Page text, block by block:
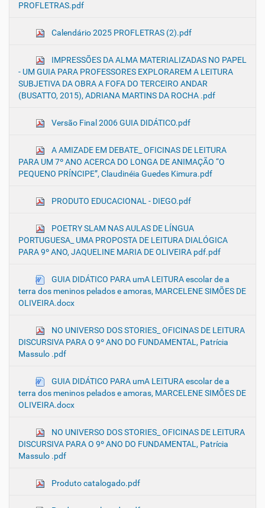
PROFLETRAS.pdf
Calendário 2025 PROFLETRAS (2).pdf
IMPRESSÕES DA ALMA MATERIALIZADAS NO PAPEL
- UM GUIA PARA PROFESSORES EXPLORAREM A LEITURA
SUBJETIVA DA OBRA A FOFA DO TERCEIRO ANDAR
(BUSATTO, 2015), ADRIANA MARTINS DA ROCHA .pdf
Versão Final 2006 GUIA DIDÁTICO.pdf
A AMIZADE EM DEBATE_ OFICINAS DE LEITURA
PARA UM 7º ANO ACERCA DO LONGA DE ANIMAÇÃO “O
PEQUENO PRÍNCIPE”, Claudinéia Guedes Kimura.pdf
PRODUTO EDUCACIONAL - DIEGO.pdf
POETRY SLAM NAS AULAS DE LÍNGUA
PORTUGUESA_ UMA PROPOSTA DE LEITURA DIALÓGICA
PARA 9º ANO, JAQUELINE MARIA DE OLIVEIRA pdf.pdf
GUIA DIDÁTICO PARA umA LEITURA escolar de a
terra dos meninos pelados e amoras, MARCELENE SIMÕES DE
OLIVEIRA.docx
NO UNIVERSO DOS STORIES_ OFICINAS DE LEITURA
DISCURSIVA PARA O 9º ANO DO FUNDAMENTAL, Patrícia
Massulo .pdf
GUIA DIDÁTICO PARA umA LEITURA escolar de a
terra dos meninos pelados e amoras, MARCELENE SIMÕES DE
OLIVEIRA.docx
NO UNIVERSO DOS STORIES_ OFICINAS DE LEITURA
DISCURSIVA PARA O 9º ANO DO FUNDAMENTAL, Patrícia
Massulo .pdf
Produto catalogado.pdf